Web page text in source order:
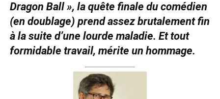
Dragon Ball », la quête finale du comédien
(en doublage) prend assez brutalement fin
à la suite d’une lourde maladie. Et tout
formidable travail, mérite un hommage.